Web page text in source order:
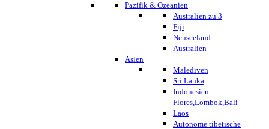
Pazifik & Ozeanien
Australien zu 3
Fiji
Neuseeland
Australien
Asien
Malediven
Sri Lanka
Indonesien -
Flores,Lombok,Bali
Laos
Autonome tibetische